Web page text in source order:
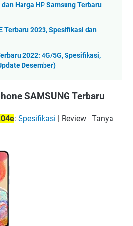
Harga HP Samsung Terbaru
Terbaru 2023, Spesifikasi dan
2022: 4G/5G, Spesifikasi,
Desember)
SAMSUNG Terbaru
: Spesifikasi | Review | Tanya